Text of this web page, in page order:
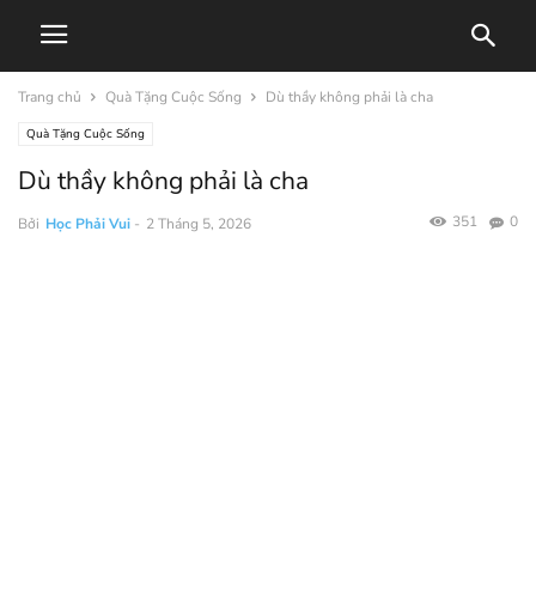
Trang chủ Quà Tặng Cuộc Sống Dù thầy không phải là cha
Quà Tặng Cuộc Sống
Dù thầy không phải là cha
Bởi Học Phải Vui - 2 Tháng 5, 2026 0
351